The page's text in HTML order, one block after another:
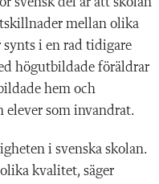
mellan olika
synts i en rad tidigare
högutbildade föräldrar
hem och
elever som invandrat.
i svenska skolan.
kvalitet, säger